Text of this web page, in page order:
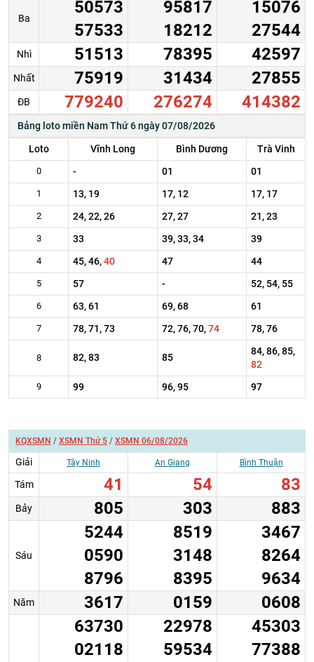
Ba
50573
57533
95817
18212
15076
27544
Nhì 51513 78395 42597
Nhất 75919 31434 27855
ĐB 779240 276274 414382
Bảng loto miền Nam Thứ 6 ngày 07/08/2026
Loto Vĩnh Long Bình Dương Trà Vinh
0 - 01 01
1 13, 19 17, 12 17, 17
2 24, 22, 26 27, 27 21, 23
3 33 39, 33, 34 39
4 45, 46,40 47 44
5 57 - 52, 54, 55
6 63, 61 69, 68 61
7 78, 71, 73 72, 76, 70,74 78, 76
8 82, 83 85
84, 86, 85,
82
9 99 96, 95 97
KQXSMN / XSMN Thứ 5 / XSMN 06/08/2026
Giải Tây Ninh An Giang Bình Thuận
Tám 41 54 83
Bảy 805 303 883
Sáu
5244
0590
8796
8519
3148
8395
3467
8264
9634
Năm 3617 0159 0608
63730
02118
22978
59534
45303
77388